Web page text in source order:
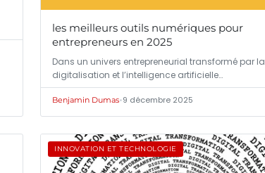
les meilleurs outils numériques pour
entrepreneurs en 2025
Dans un univers entrepreneurial transformé par la
digitalisation et l’intelligence artificielle…
Benjamin Dumas•9 décembre 2025
INNOVATION ET TECHNOLOGIE